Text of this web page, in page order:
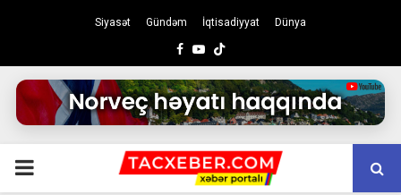
Siyasət Gündəm İqtisadiyyat Dünya
Facebook
Youtube
PRIMARY